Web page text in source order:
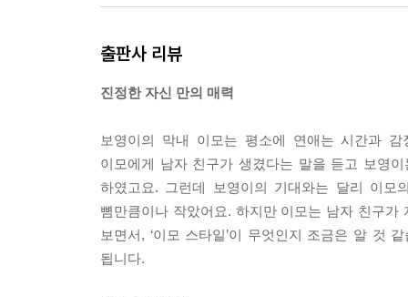
출판사 리뷰
진정한 자신 만의 매력
보영이의 막내 이모는 평소에 연애는 시간과
이모에게 남자 친구가 생겼다는 말을 듣고 보영
하였고요. 그런데 보영이의 기대와는 달리 이
뼘만큼이나 작았어요. 하지만 이모는 남자 친구
보면서, ‘이모 스타일’이 무엇인지 조금은 알 것
됩니다.